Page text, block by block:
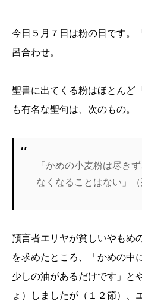
今日５月７日は粉の日です。
呂合わせ。
聖書に出てくる粉はほとんど
も有名な聖句は、次のもの。
「かめの小麦粉は尽き
なくなることはない」（
預言者エリヤが貧しいやもめ
を求めたところ、「かめの中
少しの油があるだけです」と
ょ）しましたが（１２節）、